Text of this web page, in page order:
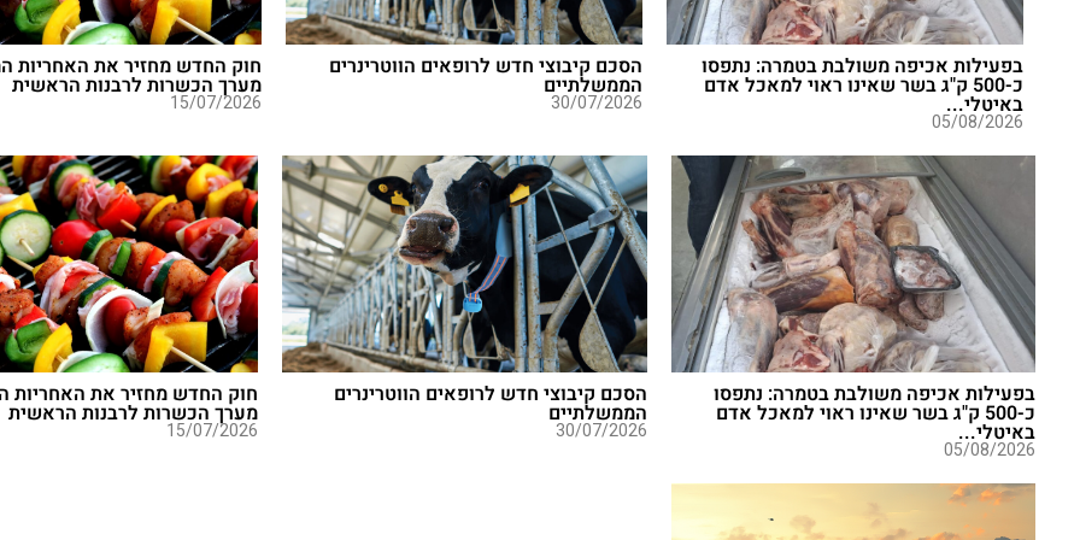
בפעילות אכיפה משולבת בטמרה: נתפסו
כ-500 ק"ג בשר שאינו ראוי למאכל אדם
באיטלי...
05/08/2026
הסכם קיבוצי חדש לרופאים הווטרינרים
הממשלתיים
30/07/2026
חוק החדש מחזיר את האחריות
מערך הכשרות לרבנות הראשית
15/07/2026
בפעילות אכיפה משולבת בטמרה: נתפסו
כ-500 ק"ג בשר שאינו ראוי למאכל אדם
באיטלי...
05/08/2026
הסכם קיבוצי חדש לרופאים הווטרינרים
הממשלתיים
30/07/2026
חוק החדש מחזיר את האחריות
מערך הכשרות לרבנות הראשית
15/07/2026